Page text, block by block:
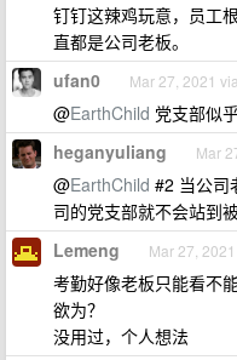
钉钉这辣鸡玩意，员工
直都是公司老板。
ufan0 Mar 27, 2021
@EarthChild 党支部似
heganyuliang Mar
@EarthChild #2 当公司
司的党支部就不会站到
Lemeng Mar 27, 2021
考勤好像老板只能看不
欲为？
没用过，个人想法